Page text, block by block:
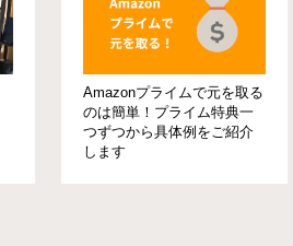
Amazonプライムで元を取る
のは簡単！プライム特典一
つずつから具体例をご紹介
します